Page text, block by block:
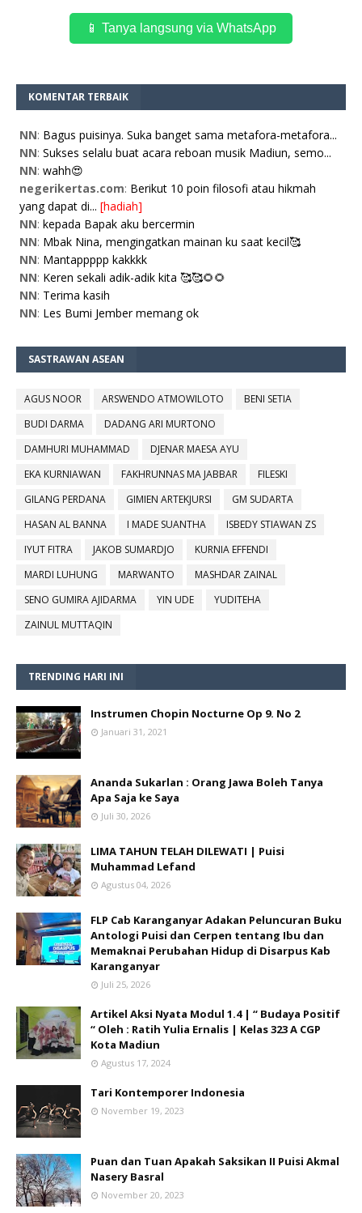
📱 Tanya langsung via WhatsApp
KOMENTAR TERBAIK
NN: Bagus puisinya. Suka banget sama metafora-metafora...
NN: Sukses selalu buat acara reboan musik Madiun, semo...
NN: wahh😍
negerikertas.com: Berikut 10 poin filosofi atau hikmah
yang dapat di... [hadiah]
NN: kepada Bapak aku bercermin
NN: Mbak Nina, mengingatkan mainan ku saat kecil🥰
NN: Mantappppp kakkkk
NN: Keren sekali adik-adik kita 🥰🥰🌻🌻
NN: Terima kasih
NN: Les Bumi Jember memang ok
SASTRAWAN ASEAN
AGUS NOOR ARSWENDO ATMOWILOTO
BENI SETIA
BUDI DARMA
DADANG ARI MURTONO
DAMHURI MUHAMMAD
DJENAR MAESA AYU
EKA KURNIAWAN
FAKHRUNNAS MA JABBAR
FILESKI
GILANG PERDANA
GIMIEN ARTEKJURSI
GM SUDARTA
HASAN AL BANNA
I MADE SUANTHA
ISBEDY STIAWAN ZS
IYUT FITRA
JAKOB SUMARDJO
KURNIA EFFENDI
MARDI LUHUNG
MARWANTO
MASHDAR ZAINAL
SENO GUMIRA AJIDARMA
YIN UDE
YUDITEHA
ZAINUL MUTTAQIN
TRENDING HARI INI
Instrumen Chopin Nocturne Op 9. No 2
Januari 31, 2021
Ananda Sukarlan : Orang Jawa Boleh Tanya
Apa Saja ke Saya
Juli 30, 2026
LIMA TAHUN TELAH DILEWATI | Puisi
Muhammad Lefand
Agustus 04, 2026
FLP Cab Karanganyar Adakan Peluncuran Buku
Antologi Puisi dan Cerpen tentang Ibu dan
Memaknai Perubahan Hidup di Disarpus Kab
Karanganyar
Juli 25, 2026
Artikel Aksi Nyata Modul 1.4 | “ Budaya Positif
“ Oleh : Ratih Yulia Ernalis | Kelas 323 A CGP
Kota Madiun
Agustus 17, 2024
Tari Kontemporer Indonesia
November 19, 2023
Puan dan Tuan Apakah Saksikan II Puisi Akmal
Nasery Basral
November 20, 2023